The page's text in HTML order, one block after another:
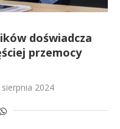
doświadcza
przemocy
sierpnia 2024